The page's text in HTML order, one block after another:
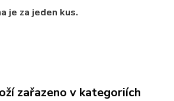
je za jeden kus.
zařazeno v kategoriích